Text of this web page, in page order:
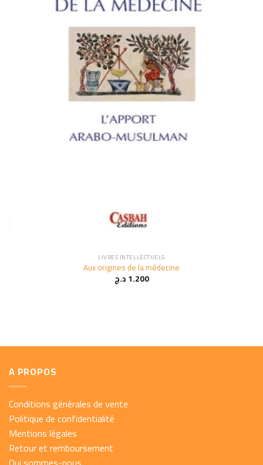
LIVRES INTELLECTUELS
Aux origines de la médecine
1.200د.ج
A PROPOS
Conditions générales de vente
Politique de confidentialité
Mentions légales
Retour et remboursement